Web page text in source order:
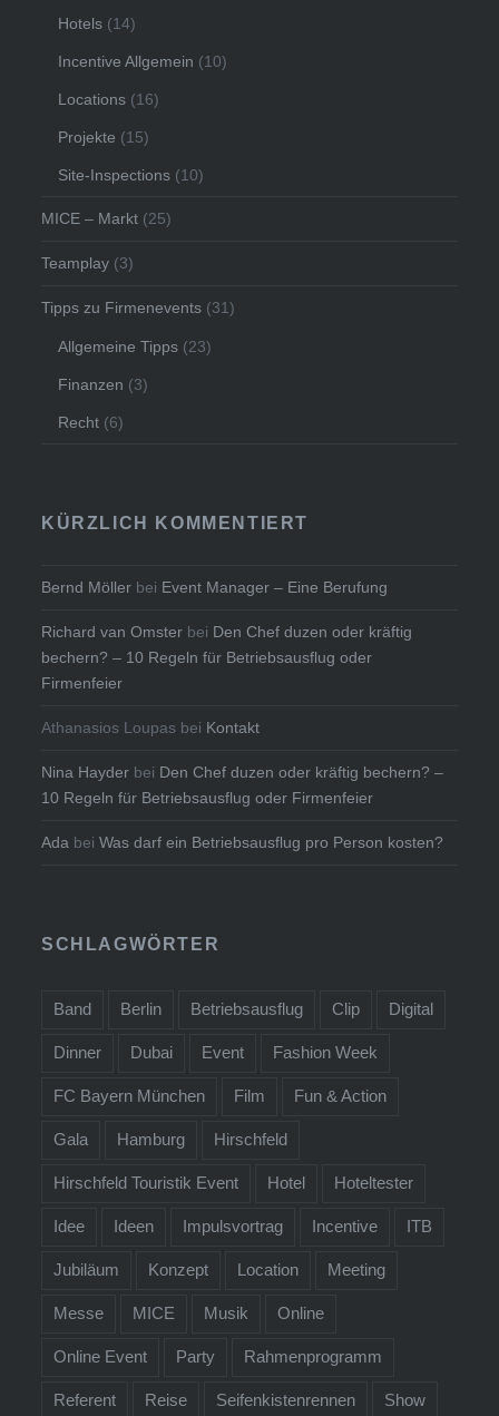
Hotels (14)
Incentive Allgemein (10)
Locations (16)
Projekte (15)
Site-Inspections (10)
MICE – Markt (25)
Teamplay (3)
Tipps zu Firmenevents (31)
Allgemeine Tipps (23)
Finanzen (3)
Recht (6)
KÜRZLICH KOMMENTIERT
Bernd Möller bei Event Manager – Eine Berufung
Richard van Omster bei Den Chef duzen oder kräftig
bechern? – 10 Regeln für Betriebsausflug oder
Firmenfeier
Athanasios Loupas bei Kontakt
Nina Hayder bei Den Chef duzen oder kräftig bechern? –
10 Regeln für Betriebsausflug oder Firmenfeier
Ada beiWas darf ein Betriebsausflug pro Person kosten?
SCHLAGWÖRTER
Band Berlin Betriebsausflug Clip Digital
Dinner Dubai Event Fashion Week
FC Bayern München Film Fun & Action
Gala Hamburg Hirschfeld
Hirschfeld Touristik Event Hotel Hoteltester
Idee Ideen Impulsvortrag Incentive ITB
Jubiläum Konzept Location Meeting
Messe MICE Musik Online
Online Event Party Rahmenprogramm
Referent Reise Seifenkistenrennen Show